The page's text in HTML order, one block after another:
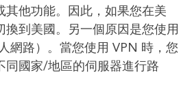
其他功能。因此，如果您在美
換到美國。另一個原因是您使用
網路）。當您使用 VPN 時，您
同國家/地區的伺服器進行路